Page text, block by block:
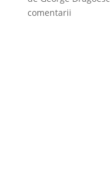
comentarii